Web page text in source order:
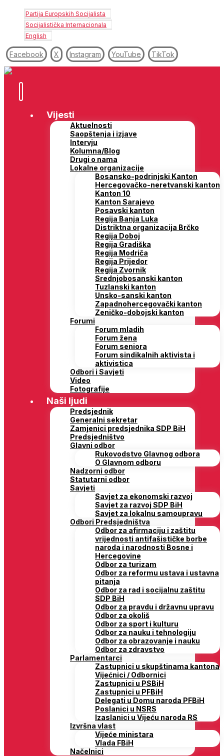
Partija Europskih Socijalista
Socijalistička Internacionala
English
Facebook X Instagram YouTube TikTok
Vijesti
Aktuelnosti
Saopštenja i izjave
Intervju
Kolumna/Blog
Drugi o nama
Lokalne organizacije
Bosansko-podrinjski Kanton
Hercegovačko-neretvanski kanton
Kanton 10
Kanton Sarajevo
Posavski kanton
Regija Banja Luka
Distriktna organizacija Brčko
Regija Doboj
Regija Gradiška
Regija Modriča
Regija Prijedor
Regija Zvornik
Srednjobosanski kanton
Tuzlanski kanton
Unsko-sanski kanton
Zapadnohercegovački kanton
Zeničko-dobojski kanton
Forumi
Forum mladih
Forum žena
Forum seniora
Forum sindikalnih aktivista i
aktivistica
Odbori i Savjeti
Video
Fotografije
Naši ljudi
Predsjednik
Generalni sekretar
Zamjenici predsjednika SDP BiH
Predsjedništvo
Glavni odbor
Rukovodstvo Glavnog odbora
O Glavnom odboru
Nadzorni odbor
Statutarni odbor
Savjeti
Savjet za ekonomski razvoj
Savjet za razvoj SDP BiH
Savjet za lokalnu samoupravu
Odbori Predsjedništva
Odbor za afirmaciju i zaštitu
vrijednosti antifašističke borbe
naroda i narodnosti Bosne i
Hercegovine
Odbor za turizam
Odbor za reformu ustava i ustavna
pitanja
Odbor za rad i socijalnu zaštitu
SDP BiH
Odbor za pravdu i državnu upravu
Odbor za okoliš
Odbor za sport i kulturu
Odbor za nauku i tehnologiju
Odbor za obrazovanje i nauku
Odbor za zdravstvo
Parlamentarci
Zastupnici u skupštinama kantona
Vijećnici / Odbornici
Zastupnici u PSBiH
Zastupnici u PFBiH
Delegati u Domu naroda PFBiH
Poslanici u NSRS
Izaslanici u Vijeću naroda RS
Izvršna vlast
Vijeće ministara
Vlada FBiH
Načelnici